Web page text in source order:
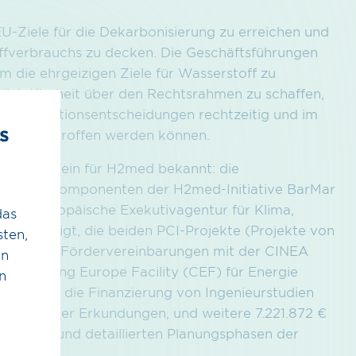
Ziele für die Dekarbonisierung zu erreichen und
zu decken. Die Geschäftsführungen
die ehrgeizigen Ziele für Wasserstoff zu
Klarheit über den Rechtsrahmen zu schaffen,
Investitionsentscheidungen rechtzeitig und im
getroffen werden können.
für H2med bekannt: die
der H2med-Initiative BarMar
Europäische Exekutivagentur für Klima,
die beiden PCI-Projekte (Projekte von
der Fördervereinbarungen mit der CINEA
Europe Facility (CEF) für Energie
€ für die Finanzierung von Ingenieurstudien
Erkundungen, und weitere 7.221.872 €
und detaillierten Planungsphasen der